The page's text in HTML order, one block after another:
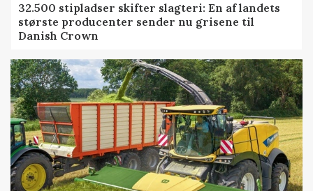
32.500 stipladser skifter slagteri: En af landets
største producenter sender nu grisene til
Danish Crown